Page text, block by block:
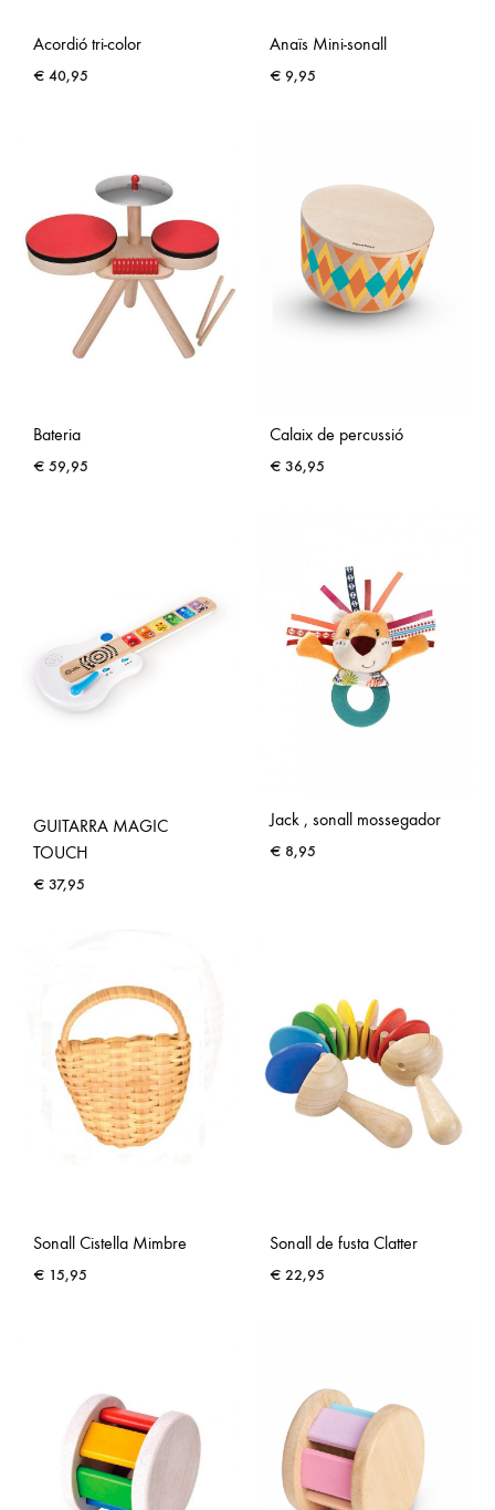
Acordió tri-color
€ 40,95
Anaïs Mini-sonall
€ 9,95
Bateria
€ 59,95
Calaix de percussió
€ 36,95
GUITARRA MAGIC
TOUCH
€ 37,95
Jack , sonall mossegador
€ 8,95
Sonall Cistella Mimbre
€ 15,95
Sonall de fusta Clatter
€ 22,95